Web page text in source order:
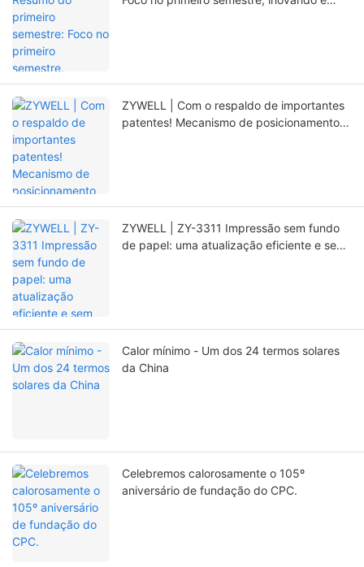
ZYWELL | Com o respaldo de importantes
patentes! Mecanismo de posicionamento
ZYWELL | ZY-3311 Impressão sem fundo
de papel: uma atualização eficiente e sem
Calor mínimo - Um dos 24 termos solares
da China
Celebremos calorosamente o 105º
aniversário de fundação do CPC.